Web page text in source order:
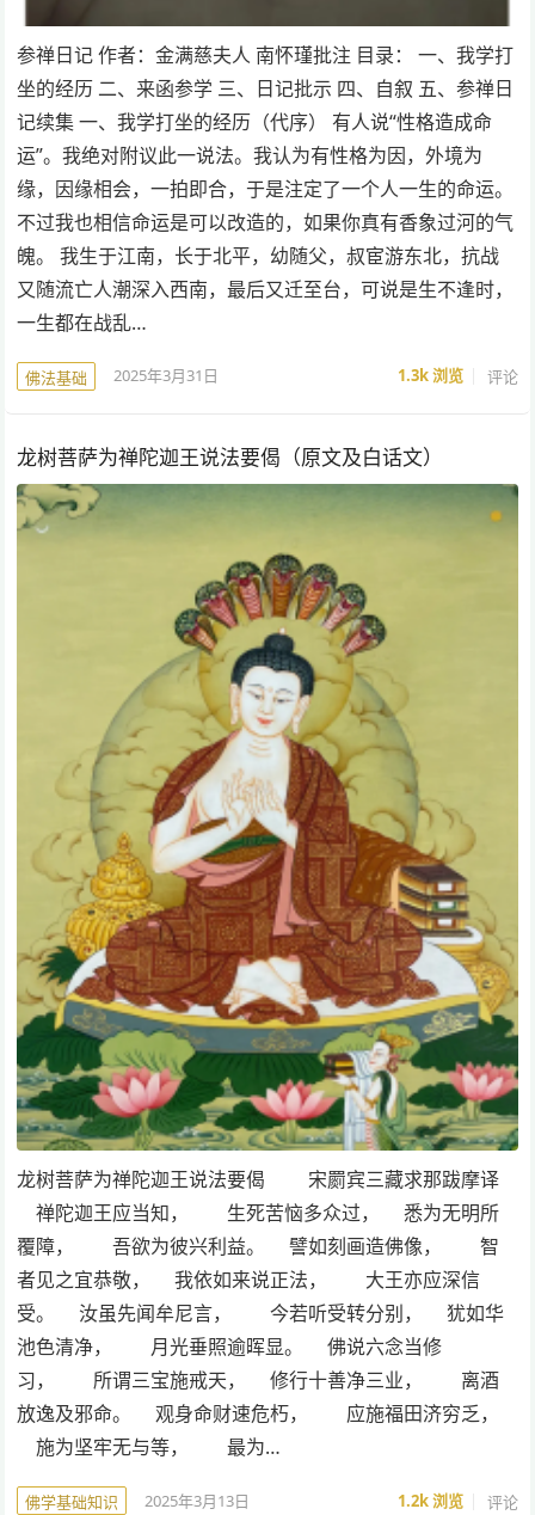
参禅日记 作者：金满慈夫人 南怀瑾批注 目录： 一、我学打
坐的经历 二、来函参学 三、日记批示 四、自叙 五、参禅日
记续集 一、我学打坐的经历（代序） 有人说“性格造成命
运”。我绝对附议此一说法。我认为有性格为因，外境为
缘，因缘相会，一拍即合，于是注定了一个人一生的命运。
不过我也相信命运是可以改造的，如果你真有香象过河的气
魄。 我生于江南，长于北平，幼随父，叔宦游东北，抗战
又随流亡人潮深入西南，最后又迁至台，可说是生不逢时，
一生都在战乱…
佛法基础 2025年3月31日 1.3k浏览 评论
龙树菩萨为禅陀迦王说法要偈（原文及白话文）
龙树菩萨为禅陀迦王说法要偈 宋罽宾三藏求那跋摩译
禅陀迦王应当知， 生死苦恼多众过， 悉为无明所
覆障， 吾欲为彼兴利益。 譬如刻画造佛像， 智
者见之宜恭敬， 我依如来说正法， 大王亦应深信
受。 汝虽先闻牟尼言， 今若听受转分别， 犹如华
池色清净， 月光垂照逾晖显。 佛说六念当修
习， 所谓三宝施戒天， 修行十善净三业， 离酒
放逸及邪命。 观身命财速危朽， 应施福田济穷乏，
施为坚牢无与等， 最为…
佛学基础知识 2025年3月13日 1.2k浏览 评论